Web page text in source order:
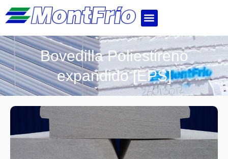
Bovedilla Poliestireno
expandido [EPS]